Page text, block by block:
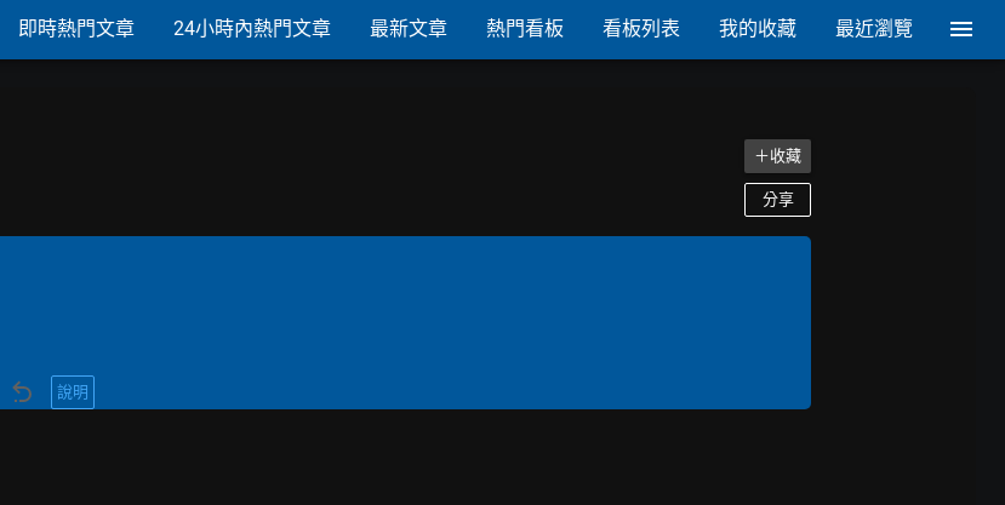
即時熱門文章 24小時內熱門文章 最新文章 熱門看板 看板列表 我的收藏 最近瀏覽
＋收藏
分享
說明